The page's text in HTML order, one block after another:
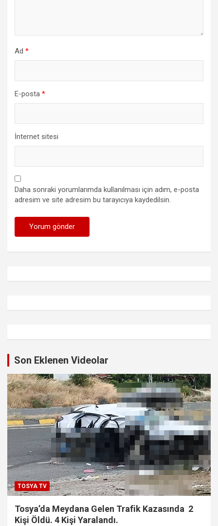
Ad *
E-posta *
İnternet sitesi
Daha sonraki yorumlarımda kullanılması için adım, e-posta
adresim ve site adresim bu tarayıcıya kaydedilsin.
Son Eklenen Videolar
TOSYA TV
Tosya’da Meydana Gelen Trafik Kazasında 2
Kişi Öldü. 4 Kişi Yaralandı.